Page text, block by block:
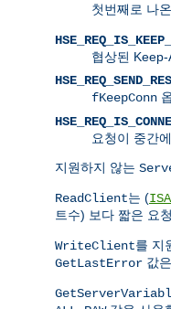
첫번째로 나온
협상된 Keep-
fKeepConn
요청이 중간
지원하지 않는
ReadClient는 (
트수) 보다 짧은 요
WriteClient를 지
GetLastError 값은